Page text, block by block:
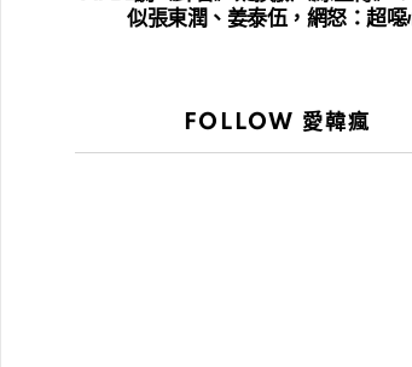
似張東潤、姜泰伍，網怒：超噁
FOLLOW 愛韓瘋